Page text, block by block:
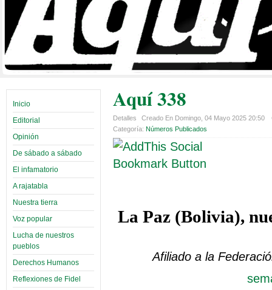
Inicio
Editorial
Opinión
De sábado a sábado
El infamatorio
A rajatabla
Nuestra tierra
Voz popular
Lucha de nuestros
pueblos
Derechos Humanos
Reflexiones de Fidel
Aquí 338
Detalles Creado En Domingo, 04 Mayo 2025 20:50
Categoría: Números Publicados
La Paz (Bolivia),
Afiliado a la